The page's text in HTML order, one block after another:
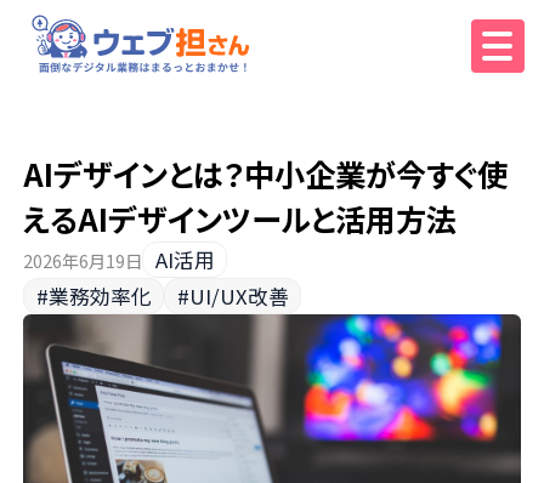
AIデザインとは？中小企業が今すぐ使
えるAIデザインツールと活用方法
2026年6月19日 AI活用
#業務効率化
#UI/UX改善